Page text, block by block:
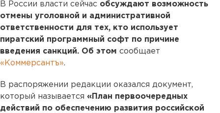
В России власти сейчас обсуждают возможность
отмены уголовной и административной
ответственности для тех, кто использует
пиратский программный софт по причине
введения санкций. Об этом сообщает
«Коммерсантъ».
В распоряжении редакции оказался документ,
который называется «План первоочередных
действий по обеспечению развития российской